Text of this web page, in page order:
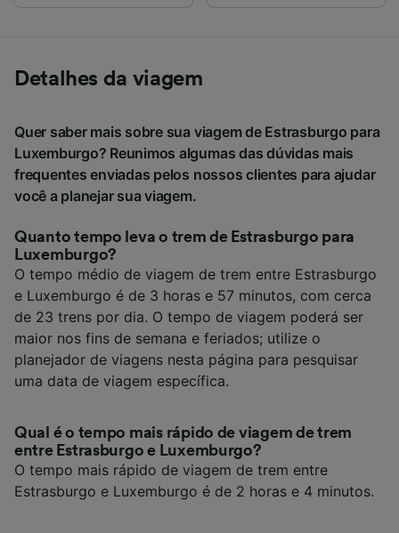
Detalhes da viagem
Quer saber mais sobre sua viagem de Estrasburgo para
Luxemburgo? Reunimos algumas das dúvidas mais
frequentes enviadas pelos nossos clientes para ajudar
você a planejar sua viagem.
Quanto tempo leva o trem de Estrasburgo para
Luxemburgo?
O tempo médio de viagem de trem entre Estrasburgo
e Luxemburgo é de 3 horas e 57 minutos, com cerca
de 23 trens por dia. O tempo de viagem poderá ser
maior nos fins de semana e feriados; utilize o
planejador de viagens nesta página para pesquisar
uma data de viagem específica.
Qual é o tempo mais rápido de viagem de trem
entre Estrasburgo e Luxemburgo?
O tempo mais rápido de viagem de trem entre
Estrasburgo e Luxemburgo é de 2 horas e 4 minutos.